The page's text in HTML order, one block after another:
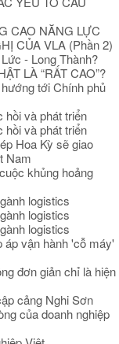
CAO NĂNG LỰC
CỦA VLA (Phần 2)
- Long Thành?
LÀ “RẤT CAO”?
tới Chính phủ
hồi và phát triển
hồi và phát triển
Hoa Kỳ sẽ giao
Nam
khủng hoảng
logistics
logistics
logistics
vận hành 'cỗ máy'
đơn giản chỉ là hiện
cảng Nghi Sơn
của doanh nghiệp